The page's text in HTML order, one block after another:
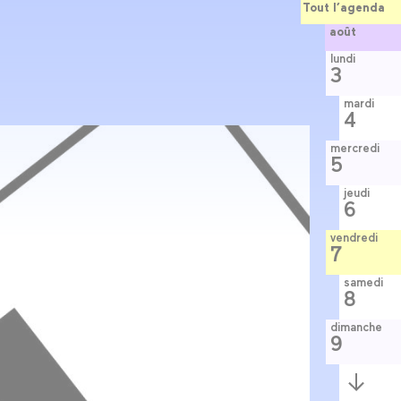
Tout l’agenda
août
lundi
3
mardi
4
mercredi
5
jeudi
6
vendredi
7
samedi
8
dimanche
9
Semaine
suivante